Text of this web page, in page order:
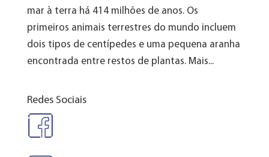
mar à terra há 414 milhões de anos. Os
primeiros animais terrestres do mundo incluem
dois tipos de centípedes e uma pequena aranha
encontrada entre restos de plantas. Mais...
Redes Sociais